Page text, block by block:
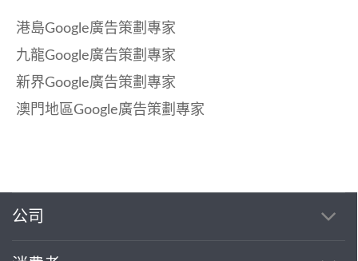
港島Google廣告策劃專家
九龍Google廣告策劃專家
新界Google廣告策劃專家
澳門地區Google廣告策劃專家
公司